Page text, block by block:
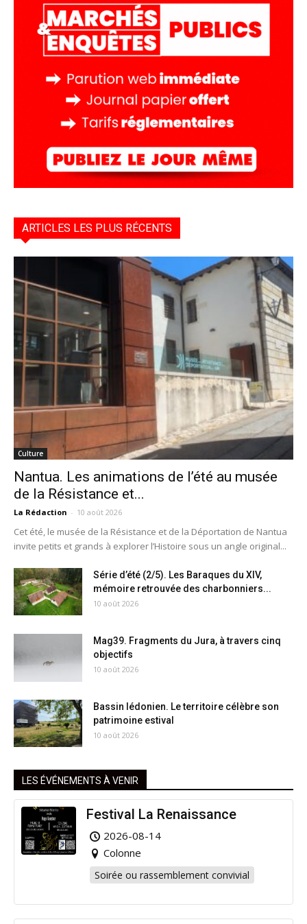
ARTICLES LES PLUS RÉCENTS
Culture
Nantua. Les animations de l’été au musée
de la Résistance et...
La Rédaction - 10 août 2026
Cet été, le musée de la Résistance et de la Déportation de Nantua
invite petits et grands à explorer l’Histoire sous un angle original...
Série d’été (2/5). Les Baraques du XIV,
mémoire retrouvée des charbonniers...
10 août 2026
Mag39. Fragments du Jura, à travers cinq
objectifs
10 août 2026
Bassin lédonien. Le territoire célèbre son
patrimoine estival
10 août 2026
LES ÉVÉNEMENTS À VENIR
Festival La Renaissance
2026-08-14
Colonne
Soirée ou rassemblement convivial